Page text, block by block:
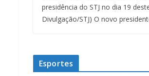
presidência do STJ no dia 19
Divulgação/STJ) O novo
Esportes